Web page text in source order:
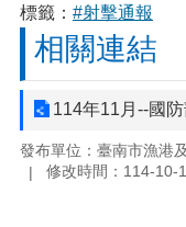
標籤： #射擊通報
相關連結
114年11月--國
發布單位：臺南市漁港
修改時間：114-10-